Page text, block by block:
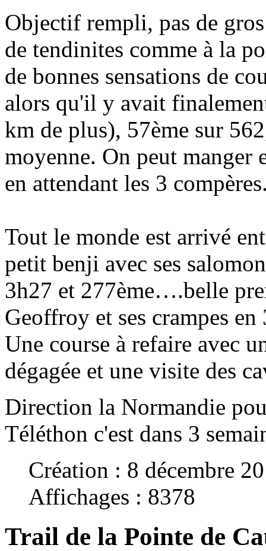
Objectif rempli, pas de
de tendinites comme à la
de bonnes sensations de
alors qu'il y avait
km de plus), 57ème sur
moyenne. On peut manger
en attendant les 3
Tout le monde est arrivé
petit benji avec ses
3h27 et 277ème….belle
Geoffroy et ses crampes en
Une course à refaire avec
dégagée et une visite des
Direction la Normandie
Téléthon c'est dans 3
Création : 8 décembre
Affichages : 8378
Trail de la Pointe de